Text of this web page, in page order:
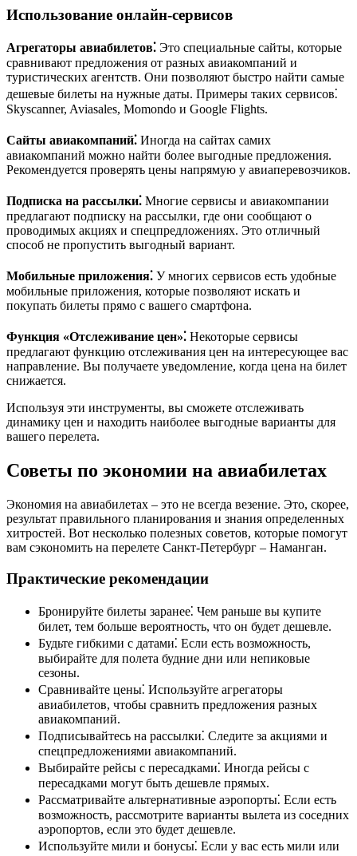
Использование онлайн-сервисов
Агрегаторы авиабилетов⁚ Это специальные сайты, которые
сравнивают предложения от разных авиакомпаний и
туристических агентств. Они позволяют быстро найти самые
дешевые билеты на нужные даты. Примеры таких сервисов⁚
Skyscanner, Aviasales, Momondo и Google Flights.
Сайты авиакомпаний⁚ Иногда на сайтах самих
авиакомпаний можно найти более выгодные предложения.
Рекомендуется проверять цены напрямую у авиаперевозчиков.
Подписка на рассылки⁚ Многие сервисы и авиакомпании
предлагают подписку на рассылки, где они сообщают о
проводимых акциях и спецпредложениях. Это отличный
способ не пропустить выгодный вариант.
Мобильные приложения⁚ У многих сервисов есть удобные
мобильные приложения, которые позволяют искать и
покупать билеты прямо с вашего смартфона.
Функция «Отслеживание цен»⁚ Некоторые сервисы
предлагают функцию отслеживания цен на интересующее вас
направление. Вы получаете уведомление, когда цена на билет
снижается.
Используя эти инструменты, вы сможете отслеживать
динамику цен и находить наиболее выгодные варианты для
вашего перелета.
Советы по экономии на авиабилетах
Экономия на авиабилетах – это не всегда везение. Это, скорее,
результат правильного планирования и знания определенных
хитростей. Вот несколько полезных советов, которые помогут
вам сэкономить на перелете Санкт-Петербург – Наманган.
Практические рекомендации
Бронируйте билеты заранее⁚ Чем раньше вы купите
билет, тем больше вероятность, что он будет дешевле.
Будьте гибкими с датами⁚ Если есть возможность,
выбирайте для полета будние дни или непиковые
сезоны.
Сравнивайте цены⁚ Используйте агрегаторы
авиабилетов, чтобы сравнить предложения разных
авиакомпаний.
Подписывайтесь на рассылки⁚ Следите за акциями и
спецпредложениями авиакомпаний.
Выбирайте рейсы с пересадками⁚ Иногда рейсы с
пересадками могут быть дешевле прямых.
Рассматривайте альтернативные аэропорты⁚ Если есть
возможность, рассмотрите варианты вылета из соседних
аэропортов, если это будет дешевле.
Используйте мили и бонусы⁚ Если у вас есть мили или